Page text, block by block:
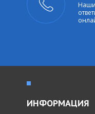
Наши
ИНФОРМАЦИЯ